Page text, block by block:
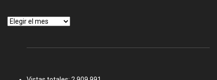
Archivos